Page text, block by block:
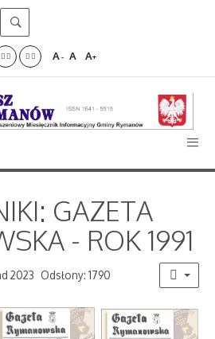
A- A A+
GAZETA
- ROK 1991
2023 Odsłony: 1790